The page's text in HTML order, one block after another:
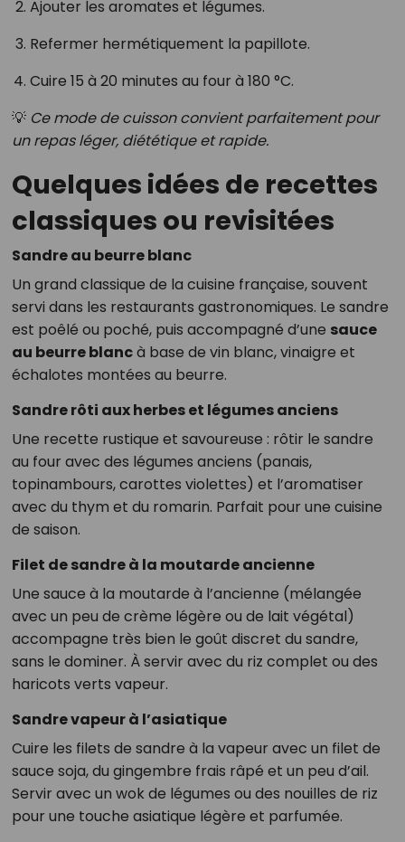
Ajouter les aromates et légumes.
Refermer hermétiquement la papillote.
Cuire 15 à 20 minutes au four à 180 °C.
💡 Ce mode de cuisson convient parfaitement pour
un repas léger, diététique et rapide.
Quelques idées de recettes
classiques ou revisitées
Sandre au beurre blanc
Un grand classique de la cuisine française, souvent
servi dans les restaurants gastronomiques. Le sandre
est poêlé ou poché, puis accompagné d’une sauce
au beurre blancà base de vin blanc, vinaigre et
échalotes montées au beurre.
Sandre rôti aux herbes et légumes anciens
Une recette rustique et savoureuse : rôtir le sandre
au four avec des légumes anciens (panais,
topinambours, carottes violettes) et l’aromatiser
avec du thym et du romarin. Parfait pour une cuisine
de saison.
Filet de sandre à la moutarde ancienne
Une sauce à la moutarde à l’ancienne (mélangée
avec un peu de crème légère ou de lait végétal)
accompagne très bien le goût discret du sandre,
sans le dominer. À servir avec du riz complet ou des
haricots verts vapeur.
Sandre vapeur à l’asiatique
Cuire les filets de sandre à la vapeur avec un filet de
sauce soja, du gingembre frais râpé et un peu d’ail.
Servir avec un wok de légumes ou des nouilles de riz
pour une touche asiatique légère et parfumée.